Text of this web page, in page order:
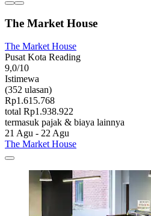
The Market House
The Market House
Pusat Kota Reading
9,0/10
Istimewa
(352 ulasan)
Rp1.615.768
total Rp1.938.922
termasuk pajak & biaya lainnya
21 Agu - 22 Agu
The Market House